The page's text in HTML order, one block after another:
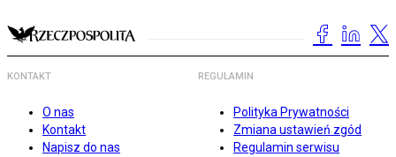
KONTAKT
O nas
Kontakt
Napisz do nas
REGULAMIN
Polityka Prywatności
Zmiana ustawień zgód
Regulamin serwisu